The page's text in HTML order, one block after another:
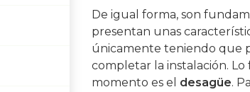
De igual forma, son
presentan unas
únicamente teniendo que
completar la instalación.
momento es el desagüe.